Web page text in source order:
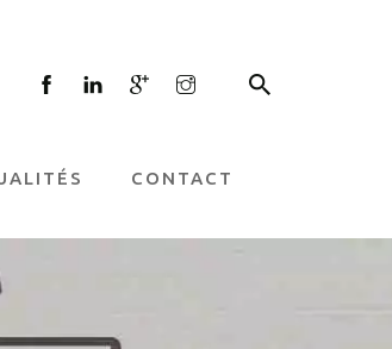
concret,
Web).
CONTACT